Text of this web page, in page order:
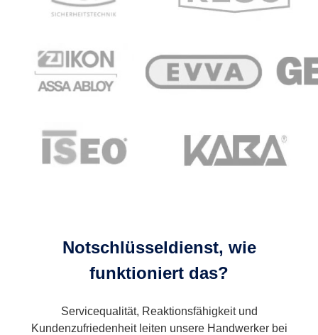
Notschlüsseldienst, wie
funktioniert das?
Servicequalität, Reaktionsfähigkeit und
Kundenzufriedenheit leiten unsere Handwerker bei